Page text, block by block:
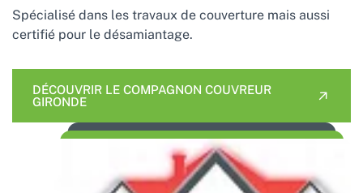
Spécialisé dans les travaux de couverture mais aussi
certifié pour le désamiantage.
DÉCOUVRIR LE COMPAGNON COUVREUR
GIRONDE